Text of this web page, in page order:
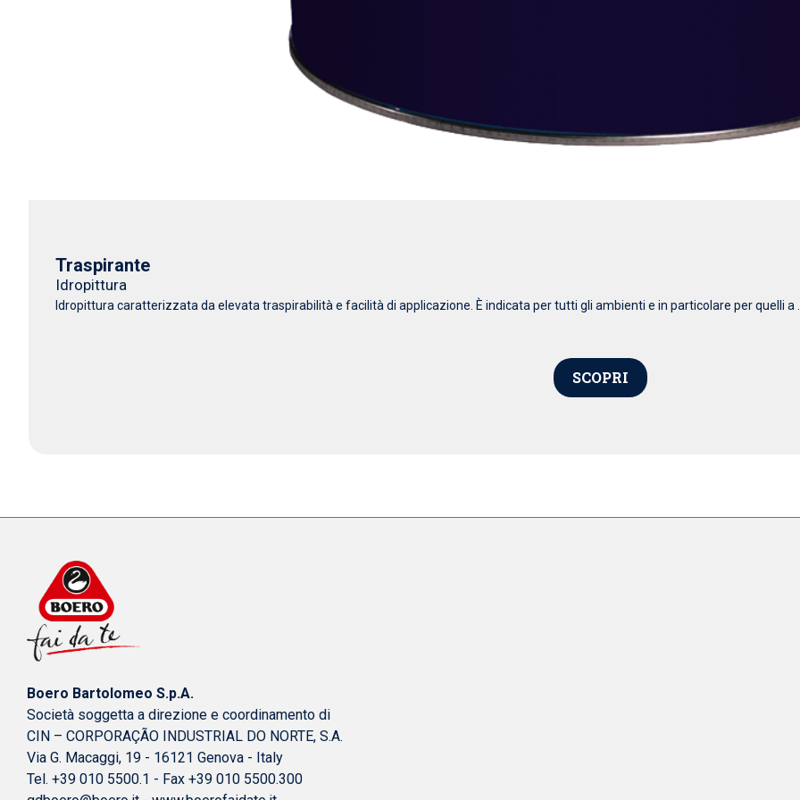
Traspirante
Idropittura
Idropittura caratterizzata da elevata traspirabilità e facilità di applicazione. È indicata per tutti gli ambienti e in particolare per quelli a
SCOPRI
Boero Bartolomeo S.p.A.
Società soggetta a direzione e coordinamento di
CIN – CORPORAÇÃO INDUSTRIAL DO NORTE, S.A.
Via G. Macaggi, 19 - 16121 Genova - Italy
Tel. +39 010 5500.1 - Fax +39 010 5500.300